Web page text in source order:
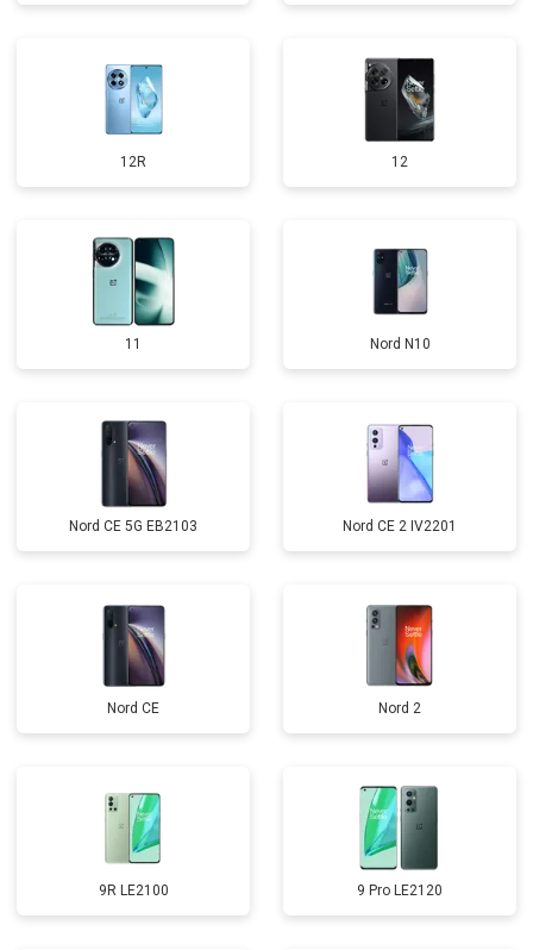
12R 12
11 Nord N10
Nord CE 5G EB2103 Nord CE 2 IV2201
Nord CE Nord 2
9R LE2100 9 Pro LE2120